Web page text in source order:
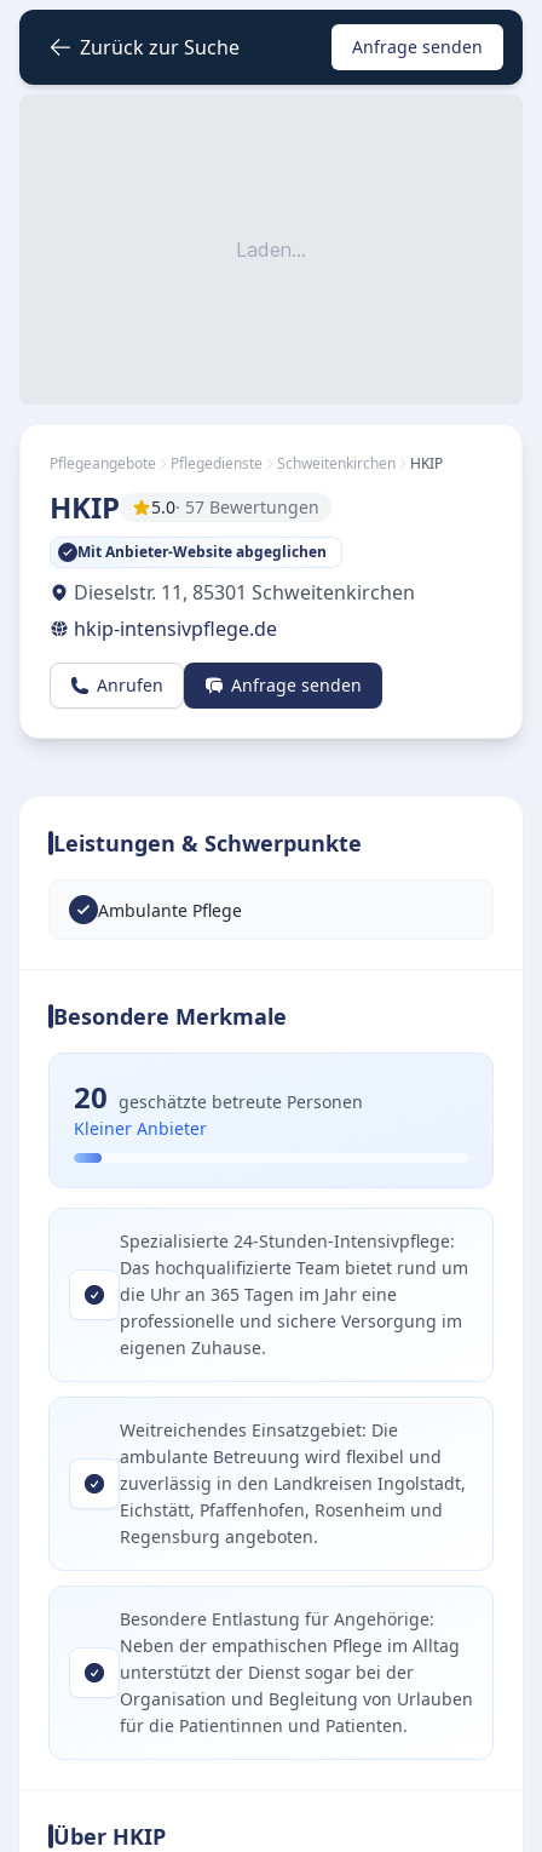
Zurück zur Suche Anfrage senden
Laden...
Pflegeangebote Pflegedienste Schweitenkirchen HKIP
HKIP 5.0· 57 Bewertungen
Mit Anbieter-Website abgeglichen
Dieselstr. 11, 85301 Schweitenkirchen
hkip-intensivpflege.de
Anrufen Anfrage senden
Leistungen & Schwerpunkte
Ambulante Pflege
Besondere Merkmale
20 geschätzte betreute Personen
Kleiner Anbieter
Spezialisierte 24-Stunden-Intensivpflege:
Das hochqualifizierte Team bietet rund um
die Uhr an 365 Tagen im Jahr eine
professionelle und sichere Versorgung im
eigenen Zuhause.
Weitreichendes Einsatzgebiet: Die
ambulante Betreuung wird flexibel und
zuverlässig in den Landkreisen Ingolstadt,
Eichstätt, Pfaffenhofen, Rosenheim und
Regensburg angeboten.
Besondere Entlastung für Angehörige:
Neben der empathischen Pflege im Alltag
unterstützt der Dienst sogar bei der
Organisation und Begleitung von Urlauben
für die Patientinnen und Patienten.
Über HKIP